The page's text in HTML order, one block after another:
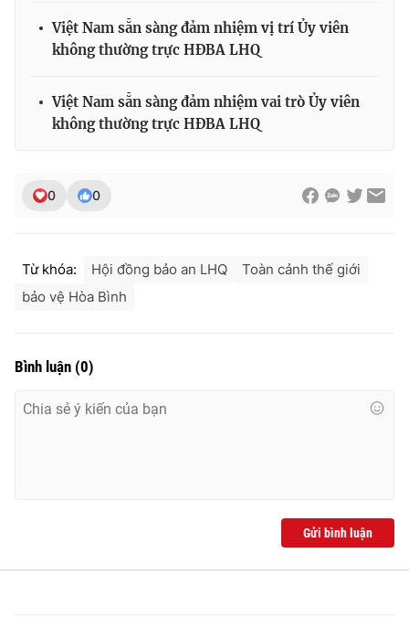
Giấy phép hoạt động báo in và báo điện tử số 483/GP-BTTTT
cấp ngày 29/12/2023
Nguyễn Trọng Ninh
Ðiện thoại Thời báo VTV:024.66 897 897
Việt Nam sẵn sàng đảm nhiệm vị trí Ủy viên
không thường trực HĐBA LHQ
Việt Nam sẵn sàng đảm nhiệm vai trò Ủy viên
không thường trực HĐBA LHQ
0 0
Từ khóa: Hội đồng bảo an LHQ
Toàn cảnh thế giới
bảo vệ Hòa Bình
Bình luận (0)
Gửi bình luận